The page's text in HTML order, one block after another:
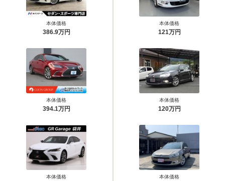
本体価格
386.9万円
本体価格
394.1万円
本体価格
本体価格
121万円
本体価格
120万円
本体価格